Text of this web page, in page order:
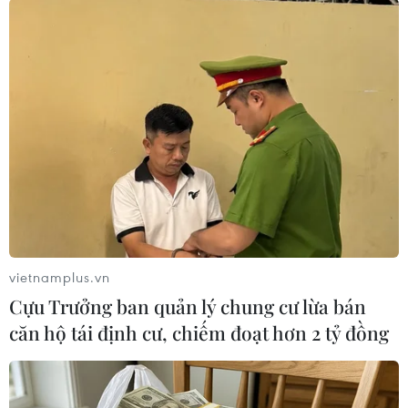
hòa bình và phát triển.
Tổng Thư ký Antonio Guterres đưa ra sáng kiến
thành lập cơ quan chống khủng bố mới tại một
cuộc họp không chính thức của Hội đồng Bảo
an Liên hợp quốc ngày 23/2 vừa qua./.
(TTXVN/Vietnam+)
vietnamplus.vn
Cựu Trưởng ban quản lý chung cư lừa bán
căn hộ tái định cư, chiếm đoạt hơn 2 tỷ đồng